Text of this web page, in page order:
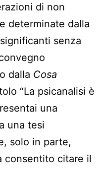
di non
determinate dalla
senza
dalla Cosa
“La psicanalisi è
una
una tesi
solo in parte,
consentito citare il